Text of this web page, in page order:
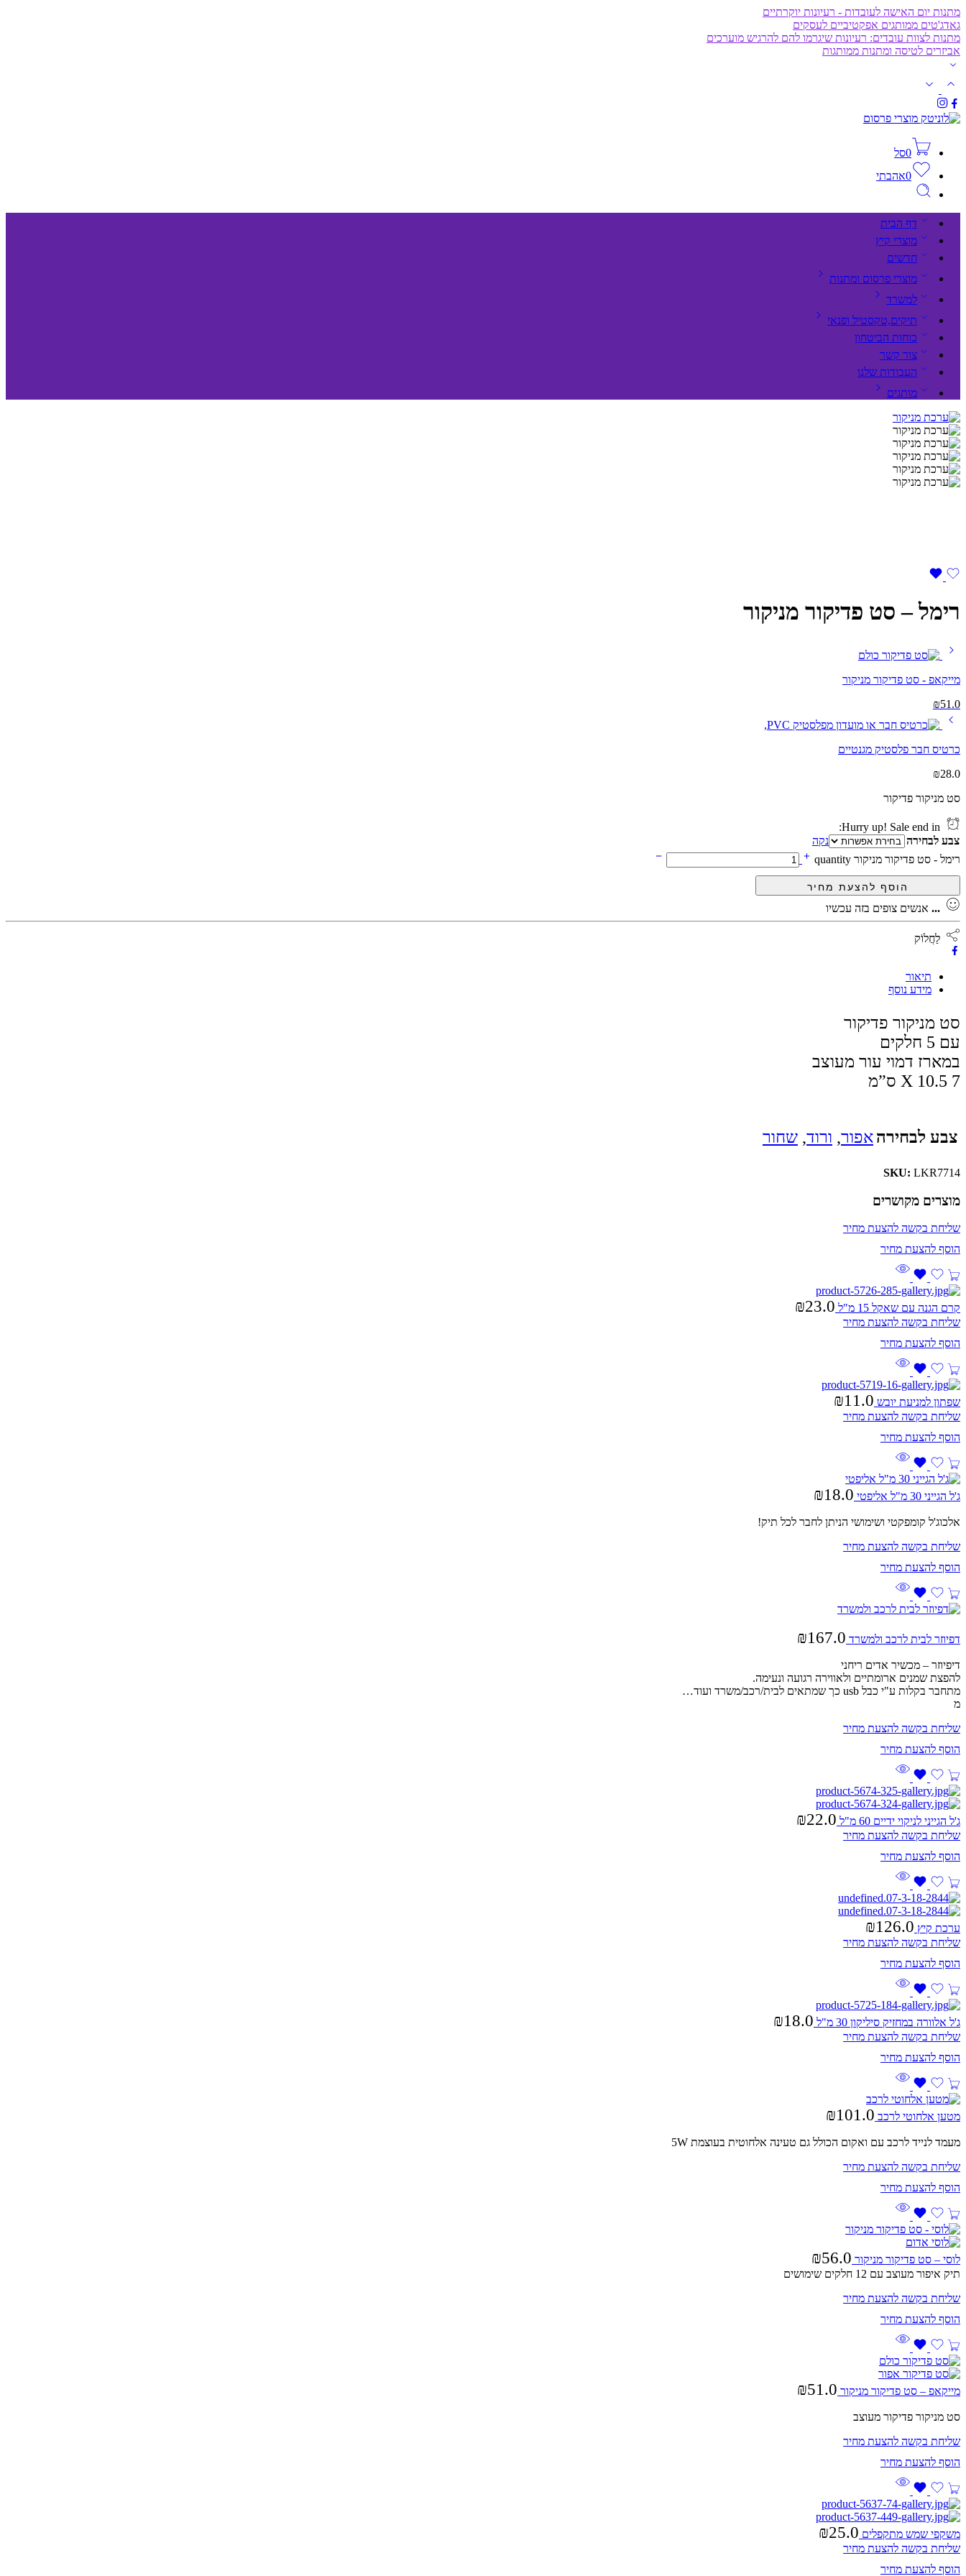
מתנות יום האישה לעובדות - רעיונות יוקרתיים
גאדג'טים ממותגים אפקטיביים לעסקים
מתנות לצוות עובדים: רעיונות שיגרמו להם להרגיש מוערכים
אביזרים לטיסה ומתנות ממותגות
0סל
0אהבתי
דף הבית
מוצרי קיץ
חדשים
מוצרי פרסום ומתנות
למשרד
תיקים,טקסטיל ופנאי
כוחות הביטחון
צור קשר
העבודות שלנו
מותגים
רימל – סט פדיקור מניקור
מייקאפ - סט פדיקור מניקור
₪51.0
כרטיס חבר פלסטיק מגנטיים
₪28.0
סט מניקור פדיקור
צבע לבחירה
נקה
רימל - סט פדיקור מניקור quantity
... אנשים צופים בזה עכשיו
לַחֲלוֹק
תיאור
מידע נוסף
סט מניקור פדיקור
עם 5 חלקים
במארז דמוי עור מעוצב
7 X 10.5 ס”מ
צבע לבחירהאפור, ורוד, שחור
SKU: LKR7714
מוצרים מקושרים
שליחת בקשה להצעת מחיר
קרם הגנה עם שאקל 15 מ"ל ₪23.0
שליחת בקשה להצעת מחיר
שפתון למניעת יובש ₪11.0
שליחת בקשה להצעת מחיר
ג'ל הגייני 30 מ"ל אליפטי ₪18.0
אלכוג'ל קומפקטי ושימושי הניתן לחבר לכל תיק!
שליחת בקשה להצעת מחיר
דפיוזר לבית לרכב ולמשרד ₪167.0
דיפיוזר – מכשיר אדים ריחני
להפצת שמנים ארומתיים ולאווירה רגועה ונעימה.
מתחבר בקלות ע"י כבל usb כך שמתאים לבית/רכב/משרד ועוד…
מ
שליחת בקשה להצעת מחיר
ג'ל הגייני לניקוי ידיים 60 מ"ל ₪22.0
שליחת בקשה להצעת מחיר
ערכת קיץ ₪126.0
שליחת בקשה להצעת מחיר
ג'ל אלוורה במחזיק סיליקון 30 מ"ל ₪18.0
שליחת בקשה להצעת מחיר
מטען אלחוטי לרכב ₪101.0
מעמד לנייד לרכב עם ואקום הכולל גם טעינה אלחוטית בעוצמת 5W
שליחת בקשה להצעת מחיר
לוסי – סט פדיקור מניקור ₪56.0
תיק איפור מעוצב עם 12 חלקים שימושים
שליחת בקשה להצעת מחיר
מייקאפ – סט פדיקור מניקור ₪51.0
סט מניקור פדיקור מעוצב
שליחת בקשה להצעת מחיר
משקפי שמש מתקפלים ₪25.0
שליחת בקשה להצעת מחיר